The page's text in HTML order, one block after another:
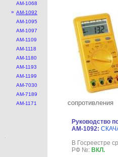
АМ-1068
» АМ-1092
АМ-1095
АМ-1097
АМ-1109
АМ-1118
АМ-1180
АМ-1193
АМ-1199
АМ-7030
АМ-7189
АМ-1171
сопротивления
Руководство
AM-1092:
В Госреестре
РФ №: ВКЛ.